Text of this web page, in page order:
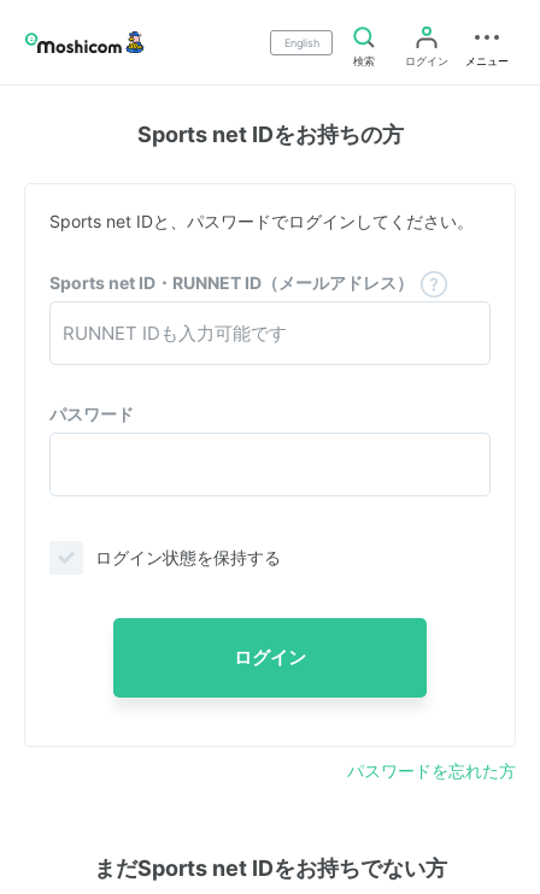
English
検索
ログイン メニュー
Sports net IDをお持ちの方
Sports net IDと、パスワードでログインしてください。
Sports net ID・RUNNET ID（メールアドレス）
パスワード
ログイン状態を保持する
ログイン
パスワードを忘れた方
まだSports net IDをお持ちでない方